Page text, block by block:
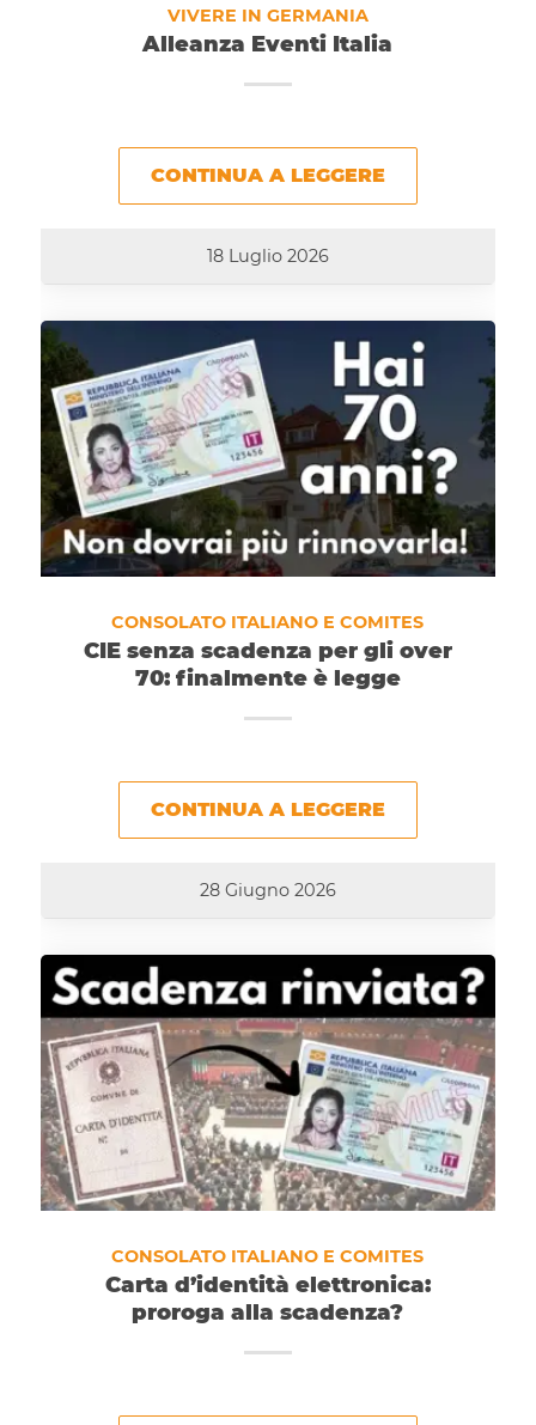
VIVERE IN GERMANIA
Alleanza Eventi Italia
CONTINUA A LEGGERE
18 Luglio 2026
CONSOLATO ITALIANO E COMITES
CIE senza scadenza per gli over
70: finalmente è legge
CONTINUA A LEGGERE
28 Giugno 2026
CONSOLATO ITALIANO E COMITES
Carta d’identità elettronica:
proroga alla scadenza?